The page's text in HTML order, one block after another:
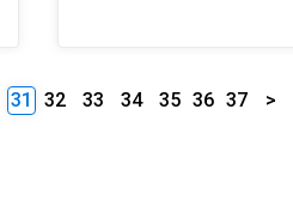
31 32 33 34 35 36 37 >